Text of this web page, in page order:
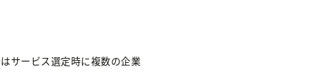
サービス選定時に複数の企業